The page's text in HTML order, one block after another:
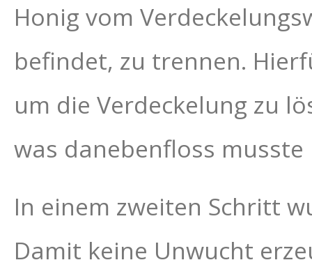
Honig vom
befindet, zu trennen.
um die Verdeckelung zu
was danebenfloss
In einem zweiten Schritt
Damit keine Unwucht